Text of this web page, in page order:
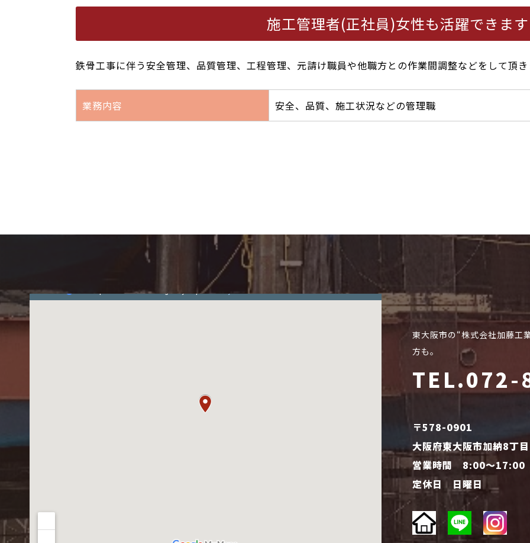
施工管理者(正社員)女性も活躍できます
鉄骨工事に伴う安全管理、品質管理、工程管理、元請け職員や他職方との作業間調整などをして頂
業務内容 安全、品質、施工状況などの管理職
東大阪市の“株式会社加藤工
方も。
〒578-0901
大阪府東大阪市加納8丁
営業時間 8:00～17:00
定休日 日曜日